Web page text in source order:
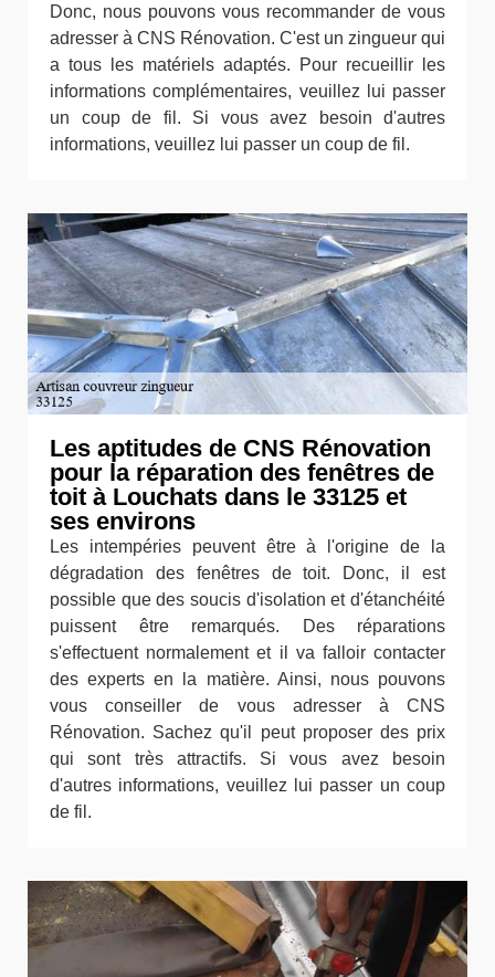
Donc, nous pouvons vous recommander de vous
adresser à CNS Rénovation. C'est un zingueur qui
a tous les matériels adaptés. Pour recueillir les
informations complémentaires, veuillez lui passer
un coup de fil. Si vous avez besoin d'autres
informations, veuillez lui passer un coup de fil.
Les aptitudes de CNS Rénovation
pour la réparation des fenêtres de
toit à Louchats dans le 33125 et
ses environs
Les intempéries peuvent être à l'origine de la
dégradation des fenêtres de toit. Donc, il est
possible que des soucis d'isolation et d'étanchéité
puissent être remarqués. Des réparations
s'effectuent normalement et il va falloir contacter
des experts en la matière. Ainsi, nous pouvons
vous conseiller de vous adresser à CNS
Rénovation. Sachez qu'il peut proposer des prix
qui sont très attractifs. Si vous avez besoin
d'autres informations, veuillez lui passer un coup
de fil.